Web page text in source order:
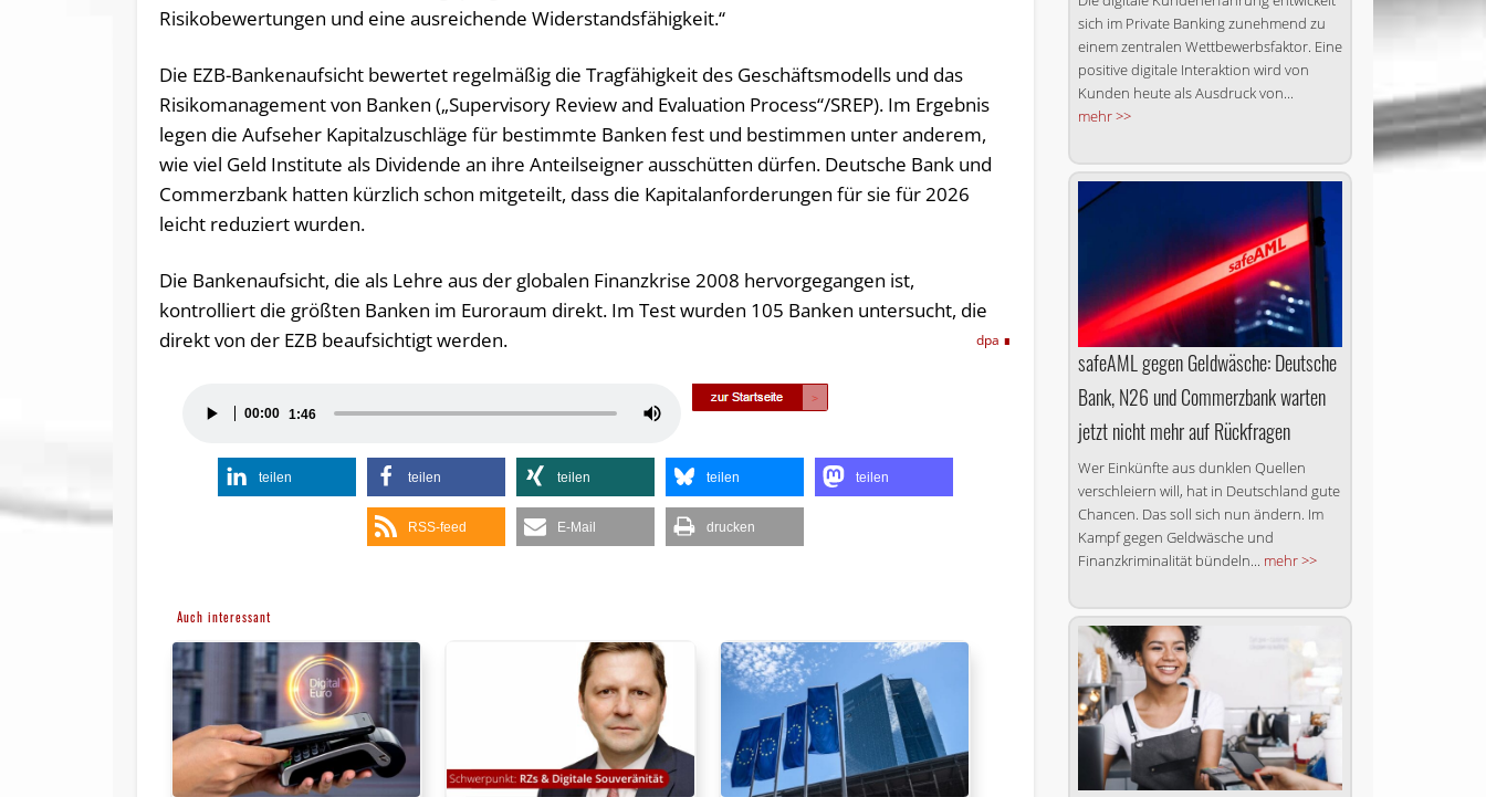
Risikobewertungen und eine ausreichende Widerstandsfähigkeit.“
Die EZB-Bankenaufsicht bewertet regelmäßig die Tragfähigkeit des Geschäftsmodells und das
Risikomanagement von Banken („Supervisory Review and Evaluation Process“/SREP). Im Ergebnis
legen die Aufseher Kapitalzuschläge für bestimmte Banken fest und bestimmen unter anderem,
wie viel Geld Institute als Dividende an ihre Anteilseigner ausschütten dürfen. Deutsche Bank und
Commerzbank hatten kürzlich schon mitgeteilt, dass die Kapitalanforderungen für sie für 2026
leicht reduziert wurden.
Die Bankenaufsicht, die als Lehre aus der globalen Finanzkrise 2008 hervorgegangen ist,
kontrolliert die größten Banken im Euroraum direkt. Im Test wurden 105 Banken untersucht, die
direkt von der EZB beaufsichtigt werden.
dpa
Player
00:00 1:46
Pfeiltasten
benutzen,
um
teilen teilen teilen teilen teilen
RSS-feed E-Mail drucken
Auch interessant
sich im Private Banking zunehmend zu
einem zentralen Wettbewerbsfaktor. Eine
positive digitale Interaktion wird von
Kunden heute als Ausdruck von...
mehr >>
safeAML gegen Geldwäsche: Deutsche
Bank, N26 und Commerzbank warten
jetzt nicht mehr auf Rückfragen
Wer Einkünfte aus dunklen Quellen
verschleiern will, hat in Deutschland gute
Chancen. Das soll sich nun ändern. Im
Kampf gegen Geldwäsche und
Finanzkriminalität bündeln... mehr >>